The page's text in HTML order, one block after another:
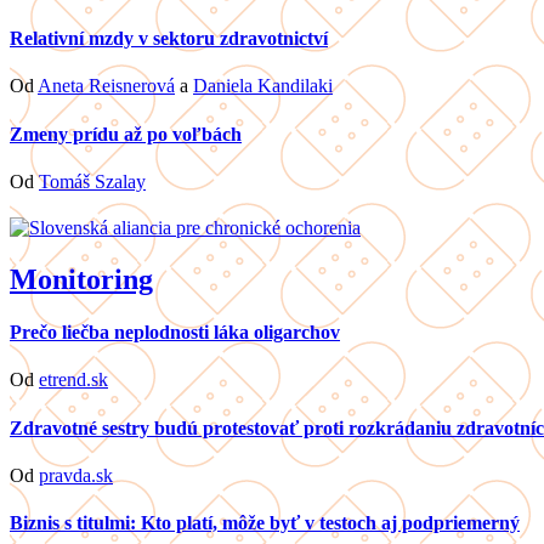
Relativní mzdy v sektoru zdravotnictví
OdAneta Reisnerová a Daniela Kandilaki
Zmeny prídu až po voľbách
OdTomáš Szalay
Monitoring
Prečo liečba neplodnosti láka oligarchov
Od etrend.sk
Zdravotné sestry budú protestovať proti rozkrádaniu
Od pravda.sk
Biznis s titulmi: Kto platí, môže byť v testoch aj podpriemerný